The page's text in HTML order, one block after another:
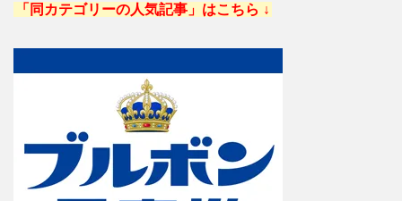
「同カテゴリーの人気記事」はこちら ↓